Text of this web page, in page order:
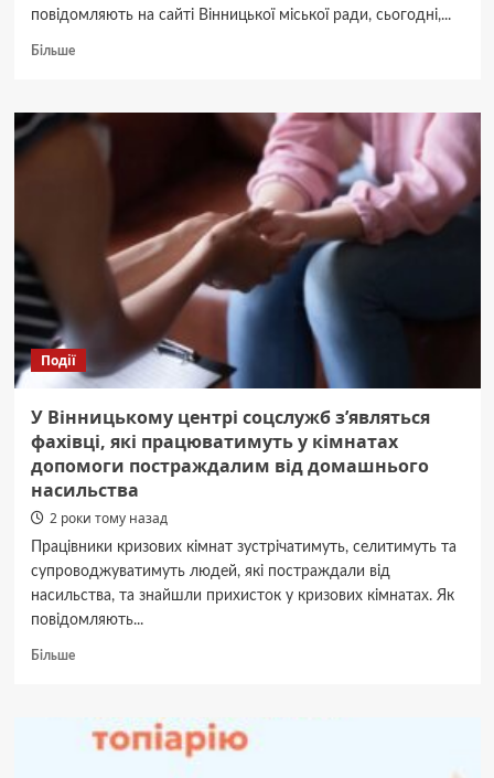
повідомляють на сайті Вінницької міської ради, сьогодні,...
БільшеДокладніше
бюджету
Вінницької
внесли
зміни
Події
У Вінницькому центрі соцслужб з’являться
фахівці, які працюватимуть у кімнатах
допомоги постраждалим від домашнього
насильства
2 роки тому назад
Працівники кризових кімнат зустрічатимуть, селитимуть та
супроводжуватимуть людей, які постраждали від
насильства, та знайшли прихисток у кризових кімнатах. Як
повідомляють...
БільшеДокладніше
Вінницькому
центрі